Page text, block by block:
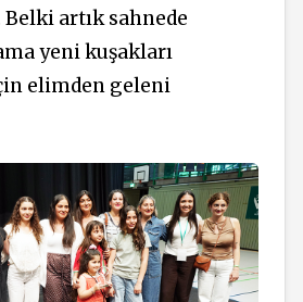
Belki artık sahnede
yeni kuşakları
elimden geleni